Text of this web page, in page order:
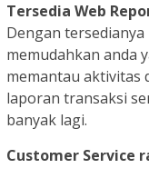
Tersedia Web
Dengan
memudahkan anda
memantau aktivitas
laporan transaksi
banyak lagi.
Customer Service